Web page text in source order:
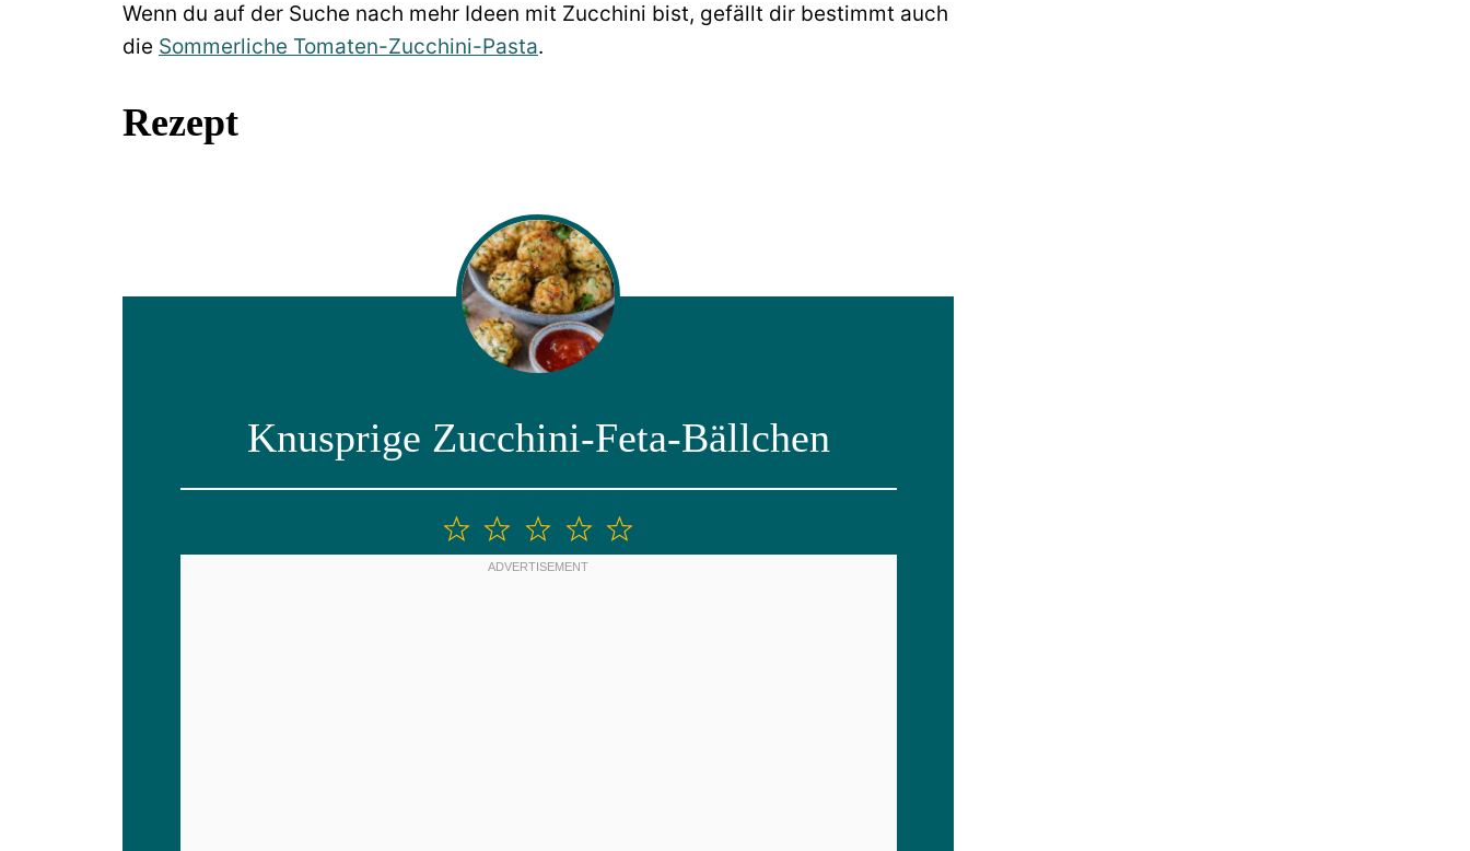
Wenn du auf der Suche nach mehr Ideen mit Zucchini bist, gefällt dir bestimmt auch
die Sommerliche Tomaten-Zucchini-Pasta.
Rezept
Knusprige Zucchini-Feta-Bällchen
5
4
3
Sterne
2
Sterne
1
Stern